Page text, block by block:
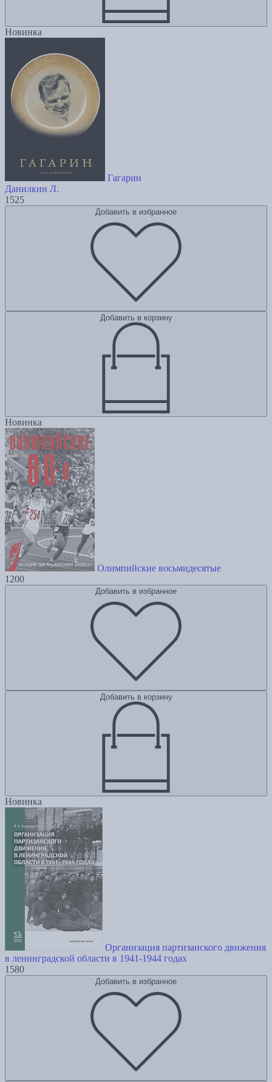
Новинка
Гагарин
Данилкин Л.
1525
Добавить в избранное
Добавить в корзину
Новинка
Олимпийские восьмидесятые
1200
Добавить в избранное
Добавить в корзину
Новинка
Организация партизанского движения
в ленинградской области в 1941-1944 годах
1580
Добавить в избранное